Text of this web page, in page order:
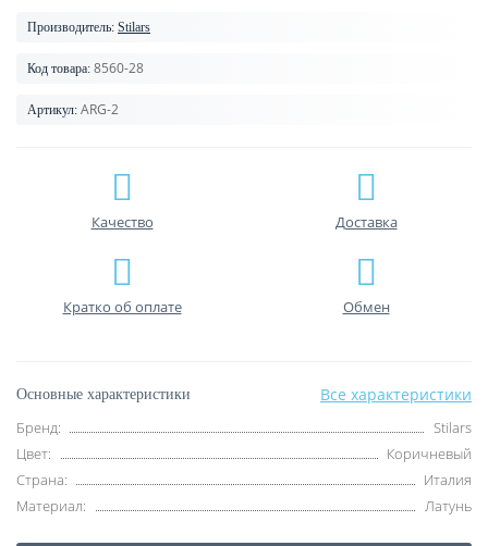
Производитель: Stilars
Код товара: 8560-28
Артикул: ARG-2
Качество Доставка
Кратко об оплате Обмен
Основные характеристики Все характеристики
Бренд:
Stilars
Цвет:
Коричневый
Страна:
Италия
Материал:
Латунь